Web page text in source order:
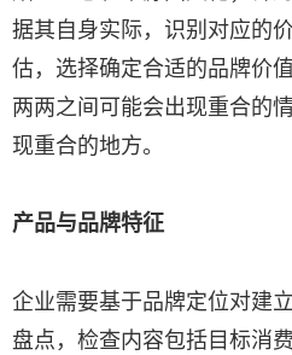
据其自身实际，识别对应的
估，选择确定合适的品牌价
两两之间可能会出现重合的
现重合的地方。
产品与品牌特征
企业需要基于品牌定位对建
盘点，检查内容包括目标消